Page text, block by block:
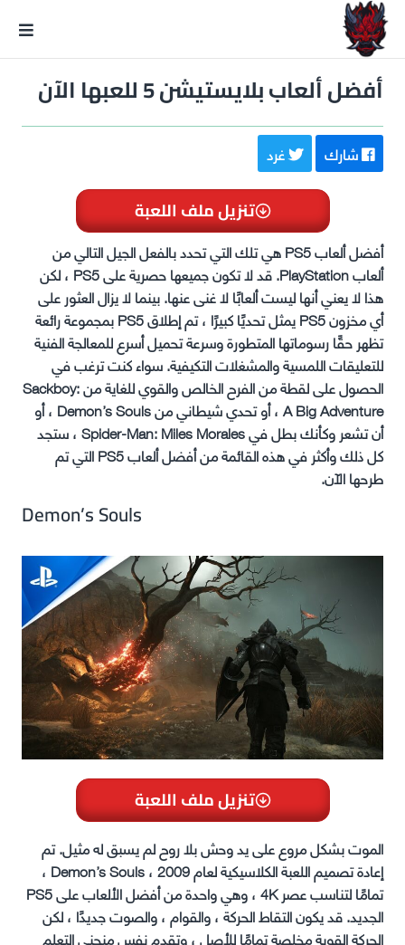
أفضل ألعاب بلايستيشن 5 للعبها الآن
شارك غرد
تنزيل ملف اللعبة
أفضل ألعاب PS5 هي تلك التي تحدد بالفعل الجيل التالي من
ألعاب PlayStation. قد لا تكون جميعها حصرية على PS5 ، لكن
هذا لا يعني أنها ليست ألعابًا لا غنى عنها. بينما لا يزال العثور على
أي مخزون PS5 يمثل تحديًا كبيرًا ، تم إطلاق PS5 بمجموعة رائعة
تظهر حقًا رسوماتها المتطورة وسرعة تحميل أسرع للمعالجة الفنية
للتعليقات اللمسية والمشغلات التكيفية. سواء كنت ترغب في
الحصول على لقطة من الفرح الخالص والقوي للغاية من Sackboy:
A Big Adventure ، أو تحدي شيطاني من Demon’s Souls ، أو
أن تشعر وكأنك بطل في Spider-Man: Miles Morales ، ستجد
كل ذلك وأكثر في هذه القائمة من أفضل ألعاب PS5 التي تم
طرحها الآن.
Demon’s Souls
تنزيل ملف اللعبة
الموت بشكل مروع على يد وحش بلا روح لم يسبق له مثيل. تم
إعادة تصميم اللعبة الكلاسيكية لعام 2009 ، Demon’s Souls ،
تمامًا لتناسب عصر 4K ، وهي واحدة من أفضل الألعاب على PS5
الجديد. قد يكون التقاط الحركة ، والقوام ، والصوت جديدًا ، لكن
الحركة القوية مخلصة تمامًا للأصل ، وتقدم نفس منحنى التعلم